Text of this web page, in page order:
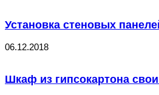
Установка стеновых
06.12.2018
Шкаф из гипсокартона